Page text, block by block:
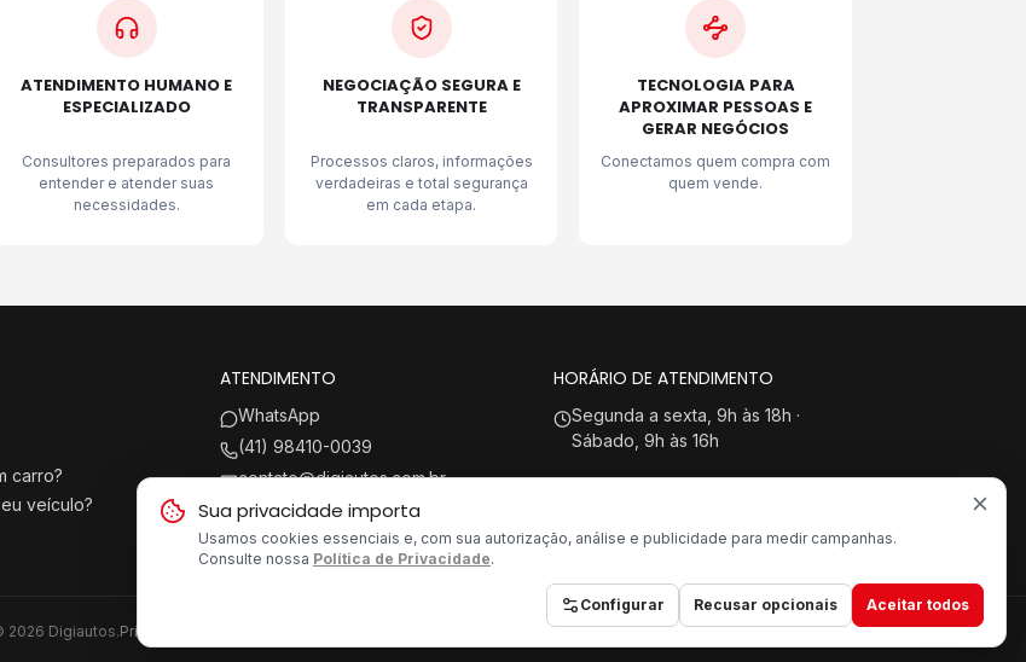
ATENDIMENTO HUMANO E
ESPECIALIZADO
Consultores preparados para
entender e atender suas
necessidades.
NEGOCIAÇÃO SEGURA E
TRANSPARENTE
Processos claros, informações
verdadeiras e total segurança
em cada etapa.
TECNOLOGIA PARA
APROXIMAR PESSOAS E
GERAR NEGÓCIOS
Conectamos quem compra com
quem vende.
carro?
veículo?
ATENDIMENTO
WhatsApp
(41) 98410-0039
contato@digiautos.com.br
Curitiba e Região Metropolitana
HORÁRIO DE ATENDIMENTO
Segunda a sexta, 9h às 18h ·
Sábado, 9h às 16h
2026 Digiautos.Privacidade
Sua privacidade importa
Usamos cookies essenciais e, com sua autorização, análise e publicidade para medir campanhas.
Consulte nossa Política de Privacidade.
Configurar Recusar opcionais Aceitar todos